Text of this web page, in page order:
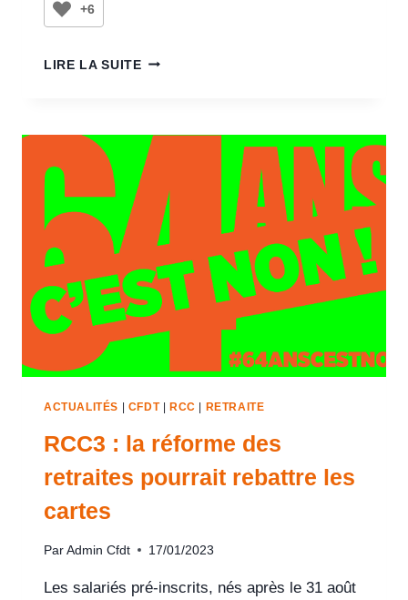
+6
LIRE LA SUITE
ACTUALITÉS CFDT| RCC RETRAITE
RCC3 : la réforme des
retraites pourrait rebattre les
cartes
Par Admin Cfdt 17/01/2023
Les salariés pré-inscrits, nés après le 31 août